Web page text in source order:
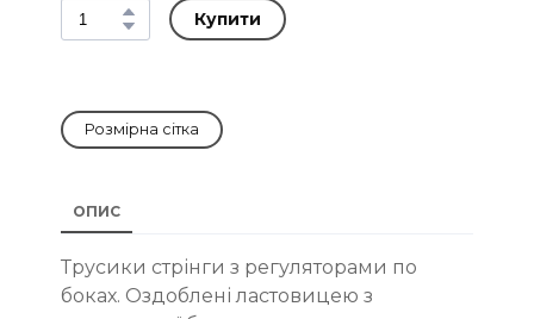
Купити
Розмірна сітка
ОПИС
Трусики стрінги з регуляторами по
боках. Оздоблені ластовицею з